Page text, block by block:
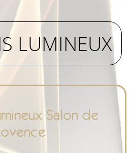
LUMINEUX
Salon de